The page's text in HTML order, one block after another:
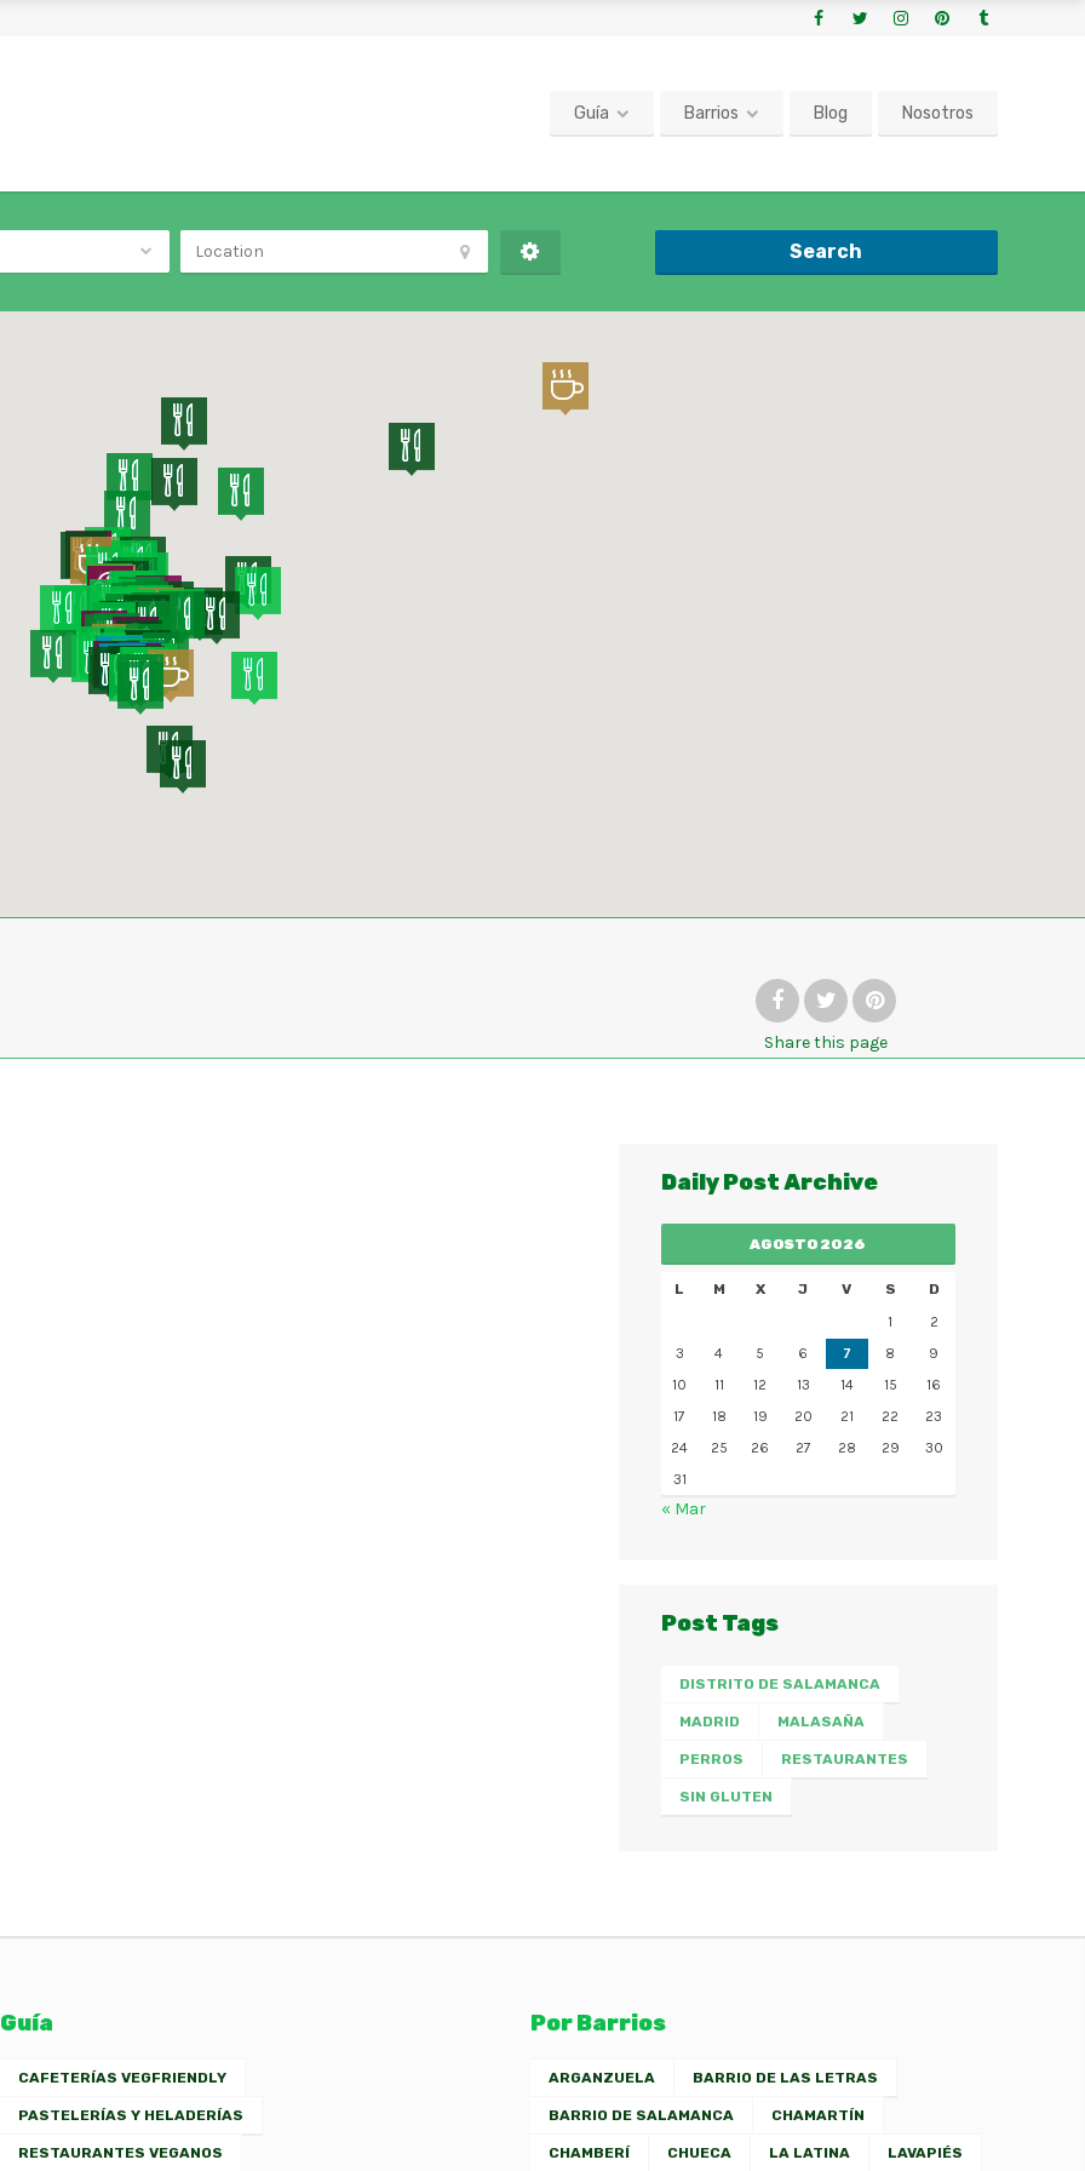
Guía Barrios Blog Nosotros
Search
Share this page
Daily Post Archive
AGOSTO 2026
L M X J V S
D
1
2
3
4 5 6 7 8
9
10
11 12 13 14 15
16
17
18 19 20 21 22
23
24
25 26 27 28 29
30
31
« Mar
Post Tags
DISTRITO DE SALAMANCA
MADRID MALASAÑA
PERROS RESTAURANTES
SIN GLUTEN
Guía
CAFETERÍAS VEGFRIENDLY
PASTELERÍAS Y HELADERÍAS
RESTAURANTES VEGANOS
Por Barrios
ARGANZUELA BARRIO DE LAS LETRAS
BARRIO DE SALAMANCA CHAMARTÍN
CHAMBERÍ CHUECA LA LATINA LAVAPIÉS